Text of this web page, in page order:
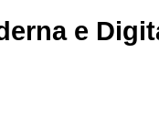
e